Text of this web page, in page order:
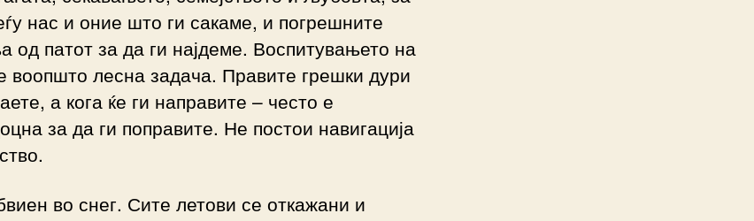
нас и оние што ги сакаме, и погрешните
од патот за да ги најдеме. Воспитувањето на
воопшто лесна задача. Правите грешки дури
а кога ќе ги направите – често е
за да ги поправите. Не постои навигација
во снег. Сите летови се откажани и